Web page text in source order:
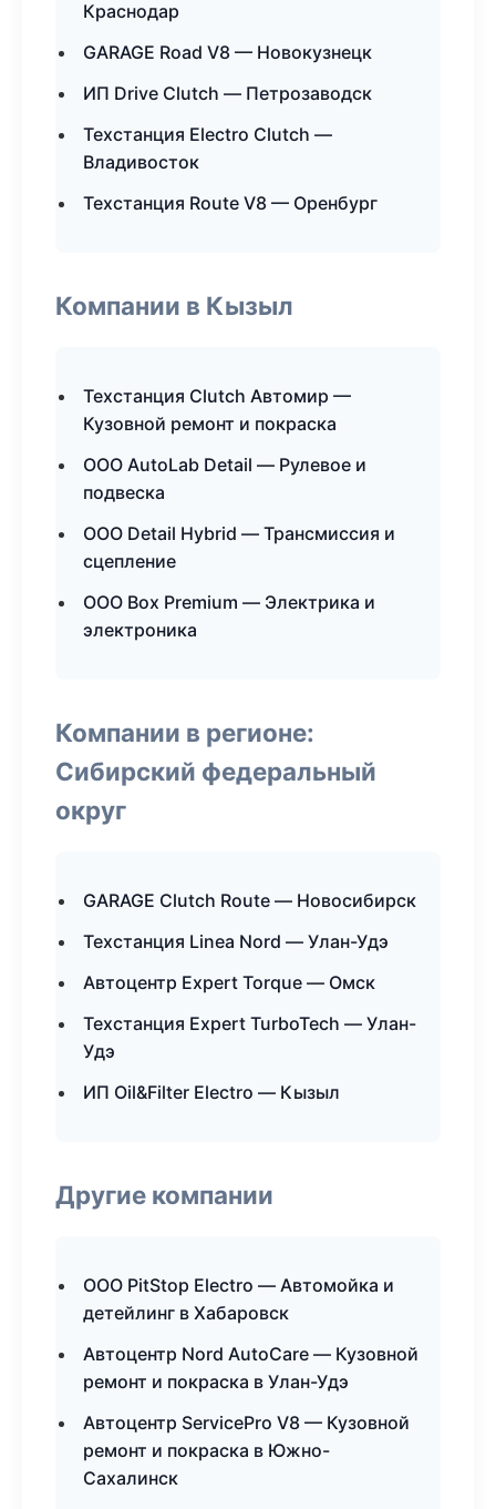
Краснодар
GARAGE Road V8 — Новокузнецк
ИП Drive Clutch — Петрозаводск
Техстанция Electro Clutch —
Владивосток
Техстанция Route V8 — Оренбург
Компании в Кызыл
Техстанция Clutch Автомир —
Кузовной ремонт и покраска
ООО AutoLab Detail — Рулевое и
подвеска
ООО Detail Hybrid — Трансмиссия и
сцепление
ООО Box Premium — Электрика и
электроника
Компании в регионе:
Сибирский федеральный
округ
GARAGE Clutch Route — Новосибирск
Техстанция Linea Nord — Улан-Удэ
Автоцентр Expert Torque — Омск
Техстанция Expert TurboTech — Улан-
Удэ
ИП Oil&Filter Electro — Кызыл
Другие компании
ООО PitStop Electro — Автомойка и
детейлинг в Хабаровск
Автоцентр Nord AutoCare — Кузовной
ремонт и покраска в Улан-Удэ
Автоцентр ServicePro V8 — Кузовной
ремонт и покраска в Южно-
Сахалинск